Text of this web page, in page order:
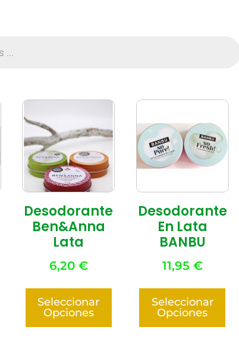
Desodorante
Ben&Anna
Lata
6,20 €
Seleccionar
Opciones
Desodorante
En Lata
BANBU
11,95 €
Seleccionar
Opciones